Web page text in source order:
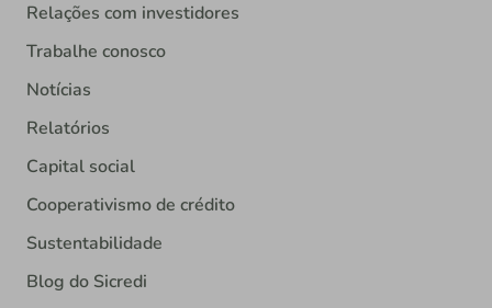
Relações com investidores
Trabalhe conosco
Notícias
Relatórios
Capital social
Cooperativismo de crédito
Sustentabilidade
Blog do Sicredi